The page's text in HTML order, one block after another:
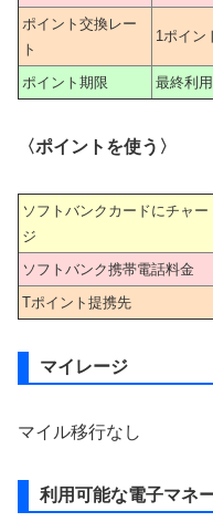
ポイント交換レー
ト
1ポイン
ポイント期限 最終利
〈ポイントを使う〉
ソフトバンクカードにチャー
ジ
ソフトバンク携帯電話料金
Tポイント提携先
マイレージ
マイル移行なし
利用可能な電子マネ